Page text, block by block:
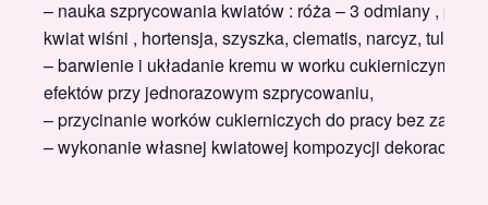
– nauka szprycowania kwiatów : róża – 3 odmiany ,
kwiat wiśni , hortensja, szyszka, clematis, narcyz,
– barwienie i układanie kremu w worku cukierniczym
efektów przy jednorazowym szprycowaniu,
– przycinanie worków cukierniczych do pracy bez
– wykonanie własnej kwiatowej kompozycji dekoracji